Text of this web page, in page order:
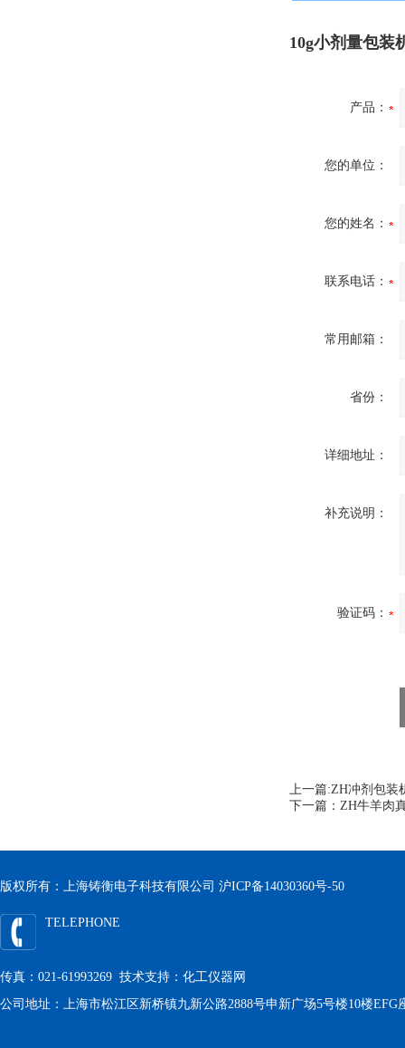
10g小剂量包装
产品：
您的单位：
您的姓名：
联系电话：
常用邮箱：
省份：
详细地址：
补充说明：
验证码：
上一篇:ZH冲剂包装
下一篇： ZH牛羊肉
版权所有：上海铸衡电子科技有限公司 沪ICP备14030360号-50
TELEPHONE
传真：021-61993269 技术支持： 化工仪器网
公司地址：上海市松江区新桥镇九新公路2888号申新广场5号楼10楼EFG